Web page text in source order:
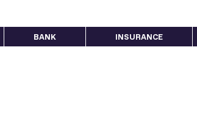
BANK INSURANCE